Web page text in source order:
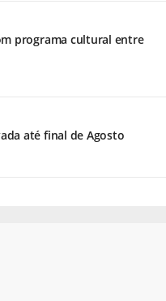
programa cultural entre
até final de Agosto